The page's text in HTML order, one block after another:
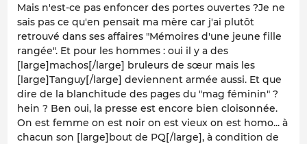
Mais n'est-ce pas enfoncer des portes ouvertes ?Je ne
sais pas ce qu'en pensait ma mère car j'ai plutôt
retrouvé dans ses affaires "Mémoires d'une jeune fille
rangée". Et pour les hommes : oui il y a des
[large]machos[/large] bruleurs de sœur mais les
[large]Tanguy[/large] deviennent armée aussi. Et que
dire de la blanchitude des pages du "mag féminin" ?
hein ? Ben oui, la presse est encore bien cloisonnée.
On est femme on est noir on est vieux on est homo... à
chacun son [large]bout de PQ[/large], à condition de